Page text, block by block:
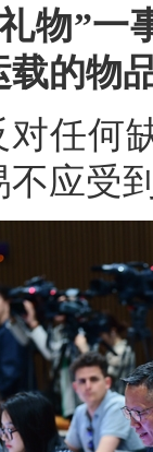
物”一
的物
任何
应受